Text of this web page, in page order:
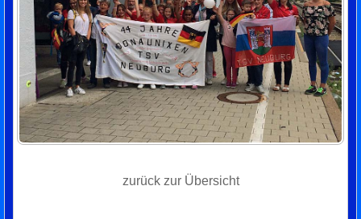
zurück zur Übersicht